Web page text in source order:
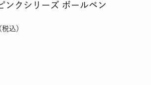
ンクシリーズ ボールペン
税込